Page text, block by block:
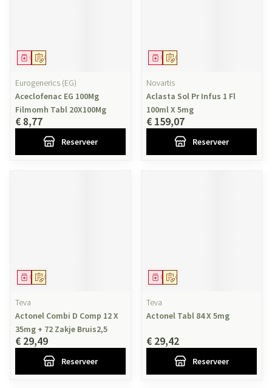
Op voorschrift
Geneesmiddel
Eurogenerics (EG)
Aceclofenac EG 100Mg
Filmomh Tabl 20X100Mg
€ 8,77
Reserveer
Op voorschrift
Geneesmiddel
Novartis
Aclasta Sol Pr Infus 1 Fl
100ml X 5mg
€ 159,07
Reserveer
Op voorschrift
Geneesmiddel
Teva
Actonel Combi D Comp 12 X
35mg + 72 Zakje Bruis2,5
€ 29,49
Reserveer
Op voorschrift
Geneesmiddel
Teva
Actonel Tabl 84 X 5mg
€ 29,42
Reserveer